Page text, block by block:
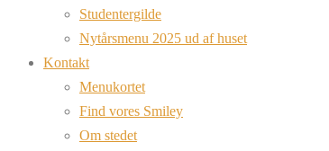
Studentergilde
Nytårsmenu 2025 ud af huset
Kontakt
Menukortet
Find vores Smiley
Om stedet